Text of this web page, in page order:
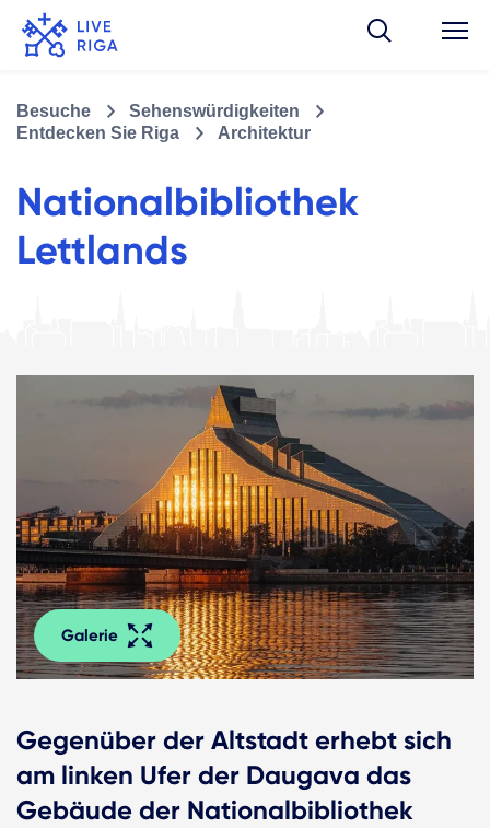
Besuche
Sehenswürdigkeiten
Entdecken Sie Riga
Architektur
Nationalbibliothek
Lettlands
Galerie
Gegenüber der Altstadt erhebt sich
am linken Ufer der Daugava das
Gebäude der Nationalbibliothek